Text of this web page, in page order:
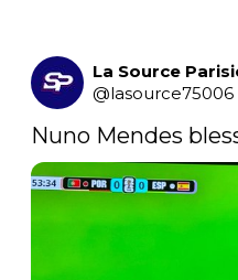
La Source
@lasource75006
Nuno Mendes